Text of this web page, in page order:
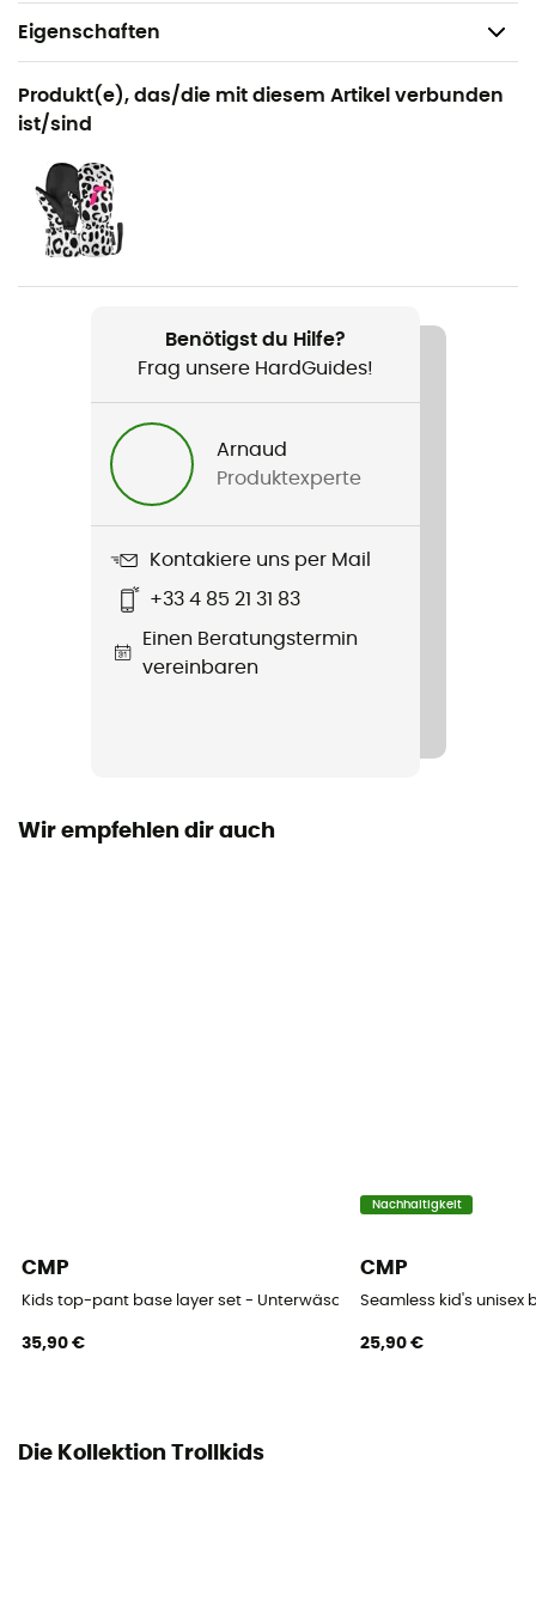
Eigenschaften
Geeignet für
Wandern / Ski / Trekking / Ski / Wintersport
Geschlecht
Kinder
Produkt
Hemsedal Baselayer Set
Produkt(e), das/die mit diesem Artikel verbunden
ist/sind
Benötigst du Hilfe?
Frag unsere HardGuides!
Arnaud
Produktexperte
Kontakiere uns per Mail
+33 4 85 21 31 83
Einen Beratungstermin
vereinbaren
Wir empfehlen dir auch
CMP
Kids top-pant base layer set - Unterwäsche - Kind
35,90 €
Nachhaltigkeit
CMP
Seamless kid's unisex
25,90 €
Die Kollektion Trollkids